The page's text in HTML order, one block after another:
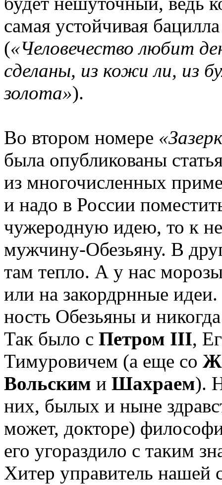
самая устойчивая
(«Человечество любит
сделаны, из кожи ли, из
золота»).
Во втором номере
была опубликованы
из многочисленных
и надо в России
чужеродную идею, то к
мужчину-Обезьяну. В
там тепло. А у нас
или на закордрнные
ность Обезьяны и
Так было с Петром III,
Тимуровичем (а еще со
Вольским и Шахраем).
них, былых и ныне
может, докторе)
его угораздило с таким
Хитер управитель нашей